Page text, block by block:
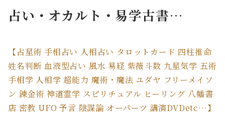
占い・オカルト・易学古書…
【占星術 手相占い 人相占い タロットカード 四柱推命
姓名判断 血液型占い 風水 易経 紫薇斗数 九星気学 五術
手相学 人相学 超能力 魔術・魔法 ユダヤ フリーメイソ
ン 錬金術 神道霊学 スピリチュアル ヒーリング 八幡書
店 密教 UFO 予言 陰謀論 オーパーツ 講演DVDetc…】